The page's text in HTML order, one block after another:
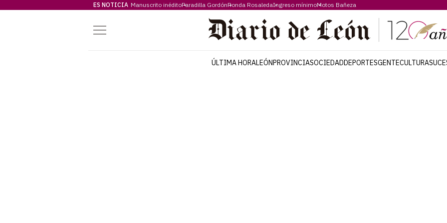
ES NOTICIA Manuscrito inéditoParadilla GordónRonda RosaledaIngreso mínimoMotos Bañeza
Menú
ÚLTIMA HORALEÓNPROVINCIASOCIEDADDEPORTESGENTECULTURA